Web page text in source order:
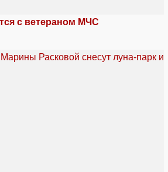
с ветераном МЧС